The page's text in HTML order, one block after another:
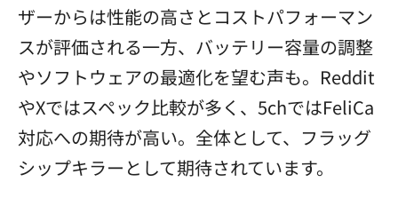
ザーからは性能の高さとコストパフォーマン
スが評価される一方、バッテリー容量の調整
やソフトウェアの最適化を望む声も。Reddit
やXではスペック比較が多く、5chではFeliCa
対応への期待が高い。全体として、フラッグ
シップキラーとして期待されています。